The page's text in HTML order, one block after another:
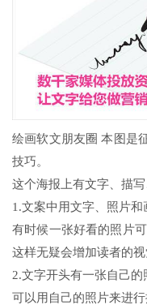
绘画软文朋友圈 本图是
技巧。
这个海报上有文字、描
1.文案中用文字、照片和
有时候一张好看的照片
这样无疑会增加读者的视
2.文字开头有一张自己的
可以用自己的照片来进